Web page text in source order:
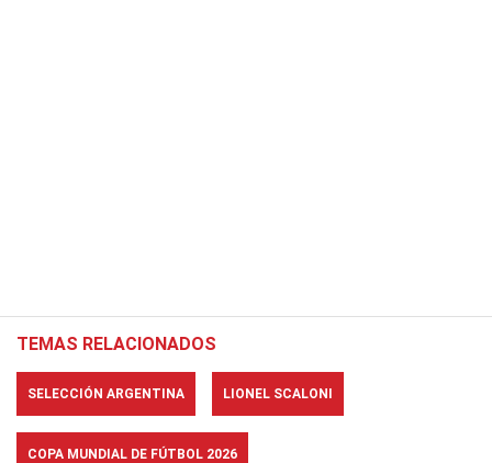
TEMAS RELACIONADOS
SELECCIÓN ARGENTINA LIONEL SCALONI
COPA MUNDIAL DE FÚTBOL 2026